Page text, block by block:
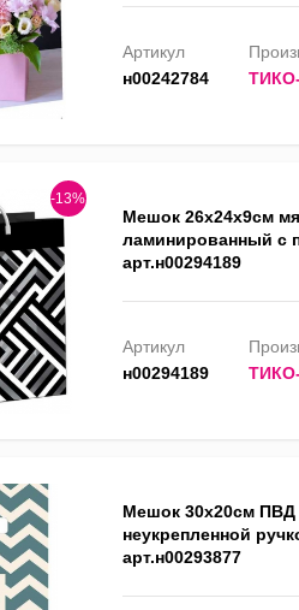
Артикул
н00242784
-13%
Мешок 26х24х9см
ламинированный с
арт.н00294189
Артикул
н00294189
Мешок 30х20см
неукрепленной
арт.н00293877